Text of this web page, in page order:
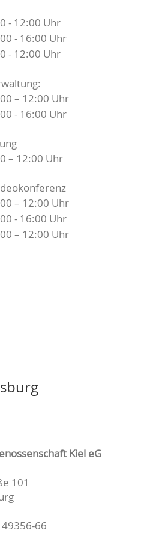
- 12:00 Uhr
- 16:00 Uhr
- 12:00 Uhr
– 12:00 Uhr
- 16:00 Uhr
– 12:00 Uhr
– 12:00 Uhr
- 16:00 Uhr
– 12:00 Uhr
Kiel eG
101
66